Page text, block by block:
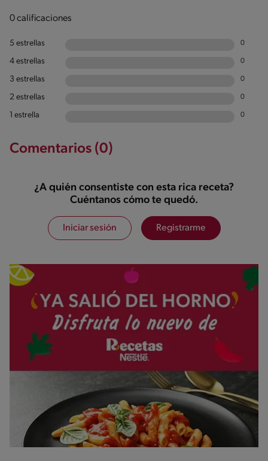
0 calificaciones
5 estrellas 0
4 estrellas 0
3 estrellas 0
2 estrellas 0
1 estrella 0
Comentarios (0)
¿A quién consentiste con esta rica receta?
Cuéntanos cómo te quedó.
Iniciar sesión Registrarme